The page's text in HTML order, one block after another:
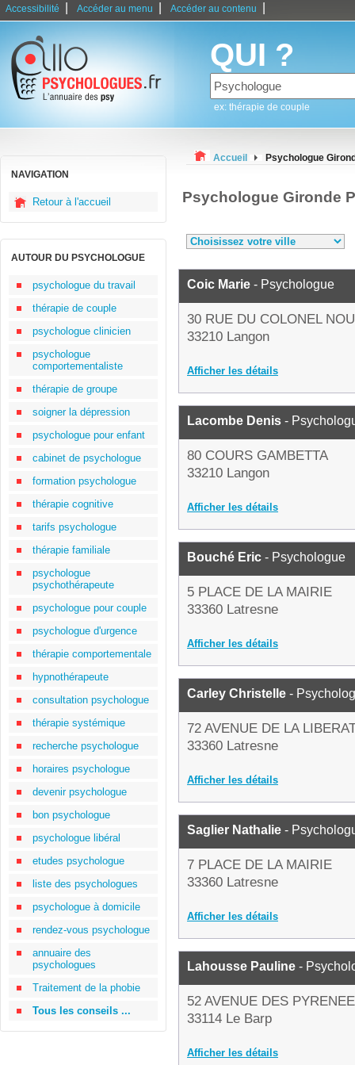
Accessibilité Accéder au menu Accéder au contenu
QUI ?
ex: thérapie de couple
NAVIGATION
Retour à l'accueil
AUTOUR DU PSYCHOLOGUE
psychologue du travail
thérapie de couple
psychologue clinicien
psychologue
comportementaliste
thérapie de groupe
soigner la dépression
psychologue pour enfant
cabinet de psychologue
formation psychologue
thérapie cognitive
tarifs psychologue
thérapie familiale
psychologue
psychothérapeute
psychologue pour couple
psychologue d'urgence
thérapie comportementale
hypnothérapeute
consultation psychologue
thérapie systémique
recherche psychologue
horaires psychologue
devenir psychologue
bon psychologue
psychologue libéral
etudes psychologue
liste des psychologues
psychologue à domicile
rendez-vous psychologue
annuaire des
psychologues
Traitement de la phobie
Tous les conseils ...
Accueil Psychologue
Psychologue Gironde
Coic Marie - Psychologue
30 RUE DU COLONEL
33210 Langon
Afficher les détails
Lacombe Denis -
80 COURS GAMBETTA
33210 Langon
Afficher les détails
Bouché Eric - Psychologue
5 PLACE DE LA MAIRIE
33360 Latresne
Afficher les détails
Carley Christelle -
72 AVENUE DE LA
33360 Latresne
Afficher les détails
Saglier Nathalie -
7 PLACE DE LA MAIRIE
33360 Latresne
Afficher les détails
Lahousse Pauline -
52 AVENUE DES
33114 Le Barp
Afficher les détails